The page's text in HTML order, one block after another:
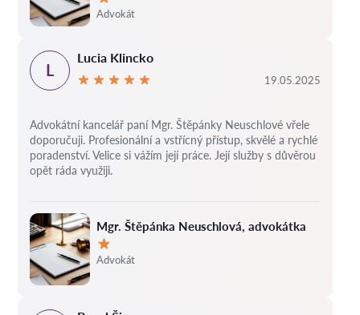
Hodnocení:
Advokát
Mgr. Štěpánka Neuschlová, advokátka
Hodnocení:
Advokát
L
Lucia Klincko
19.05.2025
Advokátní kancelář paní Mgr. Štěpánky Neuschlové vřele
doporučuji. Profesionální a vstřícný přístup, skvělé a rychlé
poradenství. Velice si vážím její práce. Její služby s důvěrou
opět ráda využiji.